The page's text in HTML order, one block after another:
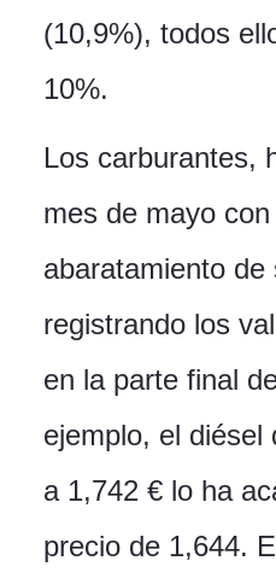
(10,9%), todos
10%.
Los carburantes,
mes de mayo
abaratamiento de
registrando los
en la parte final
ejemplo, el diésel
a 1,742 € lo ha
precio de 1,644.